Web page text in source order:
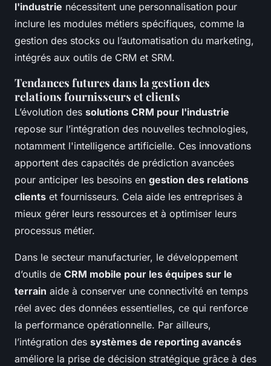
l'industrie nécessitent une personnalisation pour
inclure les modules métiers spécifiques, comme la
gestion des stocks ou l’automatisation du marketing,
intégrés aux outils de CRM et SRM.
Tendances futures dans la gestion des
relations fournisseurs et clients
L’évolution des solutions CRM pour l'industrie
repose sur l’intégration des nouvelles technologies,
notamment l'intelligence artificielle. Ces innovations
apportent des capacités de prédiction avancées
pour anticiper les besoins en gestion des relations
clients et fournisseurs. Cela aide les entreprises à
mieux gérer leurs ressources et à optimiser leurs
processus métier.
Dans le secteur manufacturier, le développement
d’outils de CRM mobile pour les équipes sur le
terrain aide à conserver une connectivité en temps
réel avec des données essentielles, ce qui renforce
la performance opérationnelle. Par ailleurs,
l’intégration des systèmes de reporting avancés
améliore la prise de décision stratégique grâce à des